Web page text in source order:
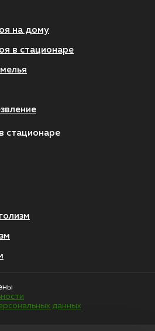
на дому
в стационаре
стационаре
данных